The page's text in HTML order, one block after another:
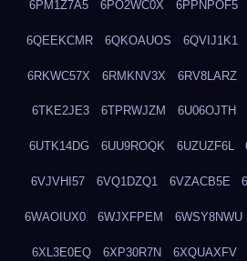
6PM1Z7A5 6PO2WC0X 6PPNPOF5
6QEEKCMR 6QKOAUOS 6QVIJ1K1
6RKWC57X 6RMKNV3X 6RV8LARZ
6TKE2JE3 6TPRWJZM 6U06OJTH
6UTK14DG 6UU9ROQK 6UZUZF6L
6VJVHI57 6VQ1DZQ1 6VZACB5E
6WAOIUX0 6WJXFPEM 6WSY8NWU
6XL3E0EQ 6XP30R7N 6XQUAXFV